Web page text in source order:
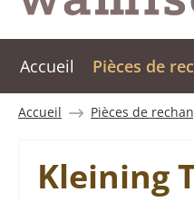
Accueil Pièces de
Accueil Pièces de
Kleining